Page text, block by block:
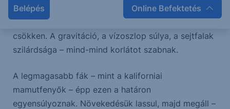
Belépés Online Befektetés
kapilláris hatással és párologtatással történik, ám
ezek hatékonysága egy ponton túl drasztikusan
csökken. A gravitáció, a vízoszlop súlya, a sejtfalak
szilárdsága – mind-mind korlátot szabnak.
A legmagasabb fák – mint a kaliforniai
mamutfenyők – épp ezen a határon
egyensúlyoznak. Növekedésük lassul, majd megáll –